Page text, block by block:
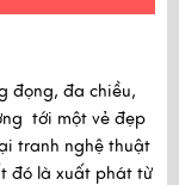
đọng, đa chiều,
tới một vẻ đẹp
tranh nghệ thuật
đó là xuất phát từ